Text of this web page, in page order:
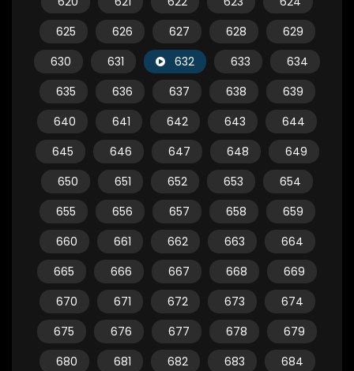
625
626 627 628
629
630
631 632 633
634
635
636 637 638
639
640
641 642 643
644
645
646 647 648
649
650
651 652 653
654
655
656 657 658
659
660
661 662 663
664
665
666 667 668
669
670
671 672 673
674
675
676 677 678
679
680
681 682 683
684